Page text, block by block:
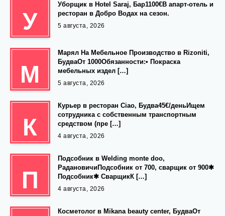
У
Уборщик в Hotel Saraj, Бар1100€В апарт-отель и
ресторан в Добро Водах на сезон.
5 августа, 2026
М
Марял На Мебельное Производство в Rizoniti,
БудваОт 1000Обязанности:• Покраска
мебельных издел […]
5 августа, 2026
К
Курьер в ресторан Ciao, Будва45€/деньИщем
сотрудника с собственным транспортным
средством (пре […]
4 августа, 2026
П
Подсобник в Welding monte doo,
РадановичиПодсобник от 700, сварщик от 900✱
Подсобник✱ СварщикК […]
4 августа, 2026
Косметолог в Mikana beauty center, БудваОт